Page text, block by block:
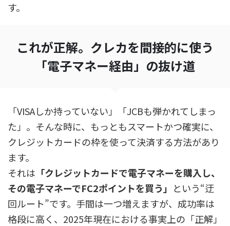
す。
これが正解。クレカを間接的に使う
「電子マネー経由」の抜け道
「VISAしか持っていない」「JCBも弾かれてしまっ
た」。そんな時に、もっともスマートかつ確実に、
クレジットカードの枠を使って決済する方法があり
ます。
それは 「クレジットカードで電子マネーを購入し、
その電子マネーでFC2ポイントを買う」 という“迂
回ルート”です。手間は一つ増えますが、成功率は
格段に高く、2025年現在における事実上の「正解」